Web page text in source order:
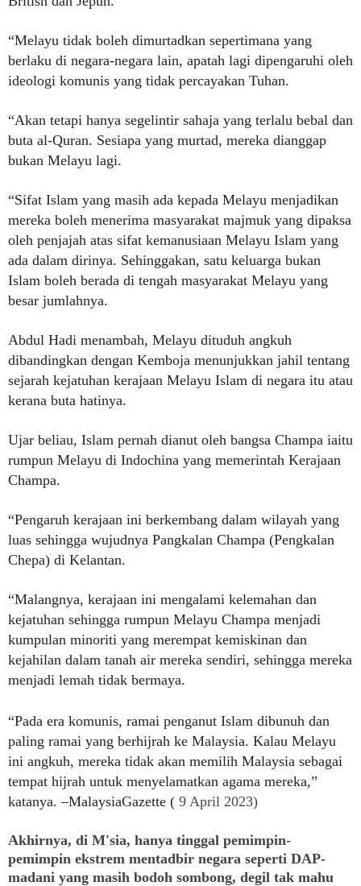
“Melayu tidak boleh dimurtadkan sepertimana yang
berlaku di negara-negara lain, apatah lagi dipengaruhi oleh
ideologi komunis yang tidak percayakan Tuhan.
“Akan tetapi hanya segelintir sahaja yang terlalu bebal dan
buta al-Quran. Sesiapa yang murtad, mereka dianggap
bukan Melayu lagi.
“Sifat Islam yang masih ada kepada Melayu menjadikan
mereka boleh menerima masyarakat majmuk yang dipaksa
oleh penjajah atas sifat kemanusiaan Melayu Islam yang
ada dalam dirinya. Sehinggakan, satu keluarga bukan
Islam boleh berada di tengah masyarakat Melayu yang
besar jumlahnya.
Abdul Hadi menambah, Melayu dituduh angkuh
dibandingkan dengan Kemboja menunjukkan jahil tentang
sejarah kejatuhan kerajaan Melayu Islam di negara itu atau
kerana buta hatinya.
Ujar beliau, Islam pernah dianut oleh bangsa Champa iaitu
rumpun Melayu di Indochina yang memerintah Kerajaan
Champa.
“Pengaruh kerajaan ini berkembang dalam wilayah yang
luas sehingga wujudnya Pangkalan Champa (Pengkalan
Chepa) di Kelantan.
“Malangnya, kerajaan ini mengalami kelemahan dan
kejatuhan sehingga rumpun Melayu Champa menjadi
kumpulan minoriti yang merempat kemiskinan dan
kejahilan dalam tanah air mereka sendiri, sehingga mereka
menjadi lemah tidak bermaya.
“Pada era komunis, ramai penganut Islam dibunuh dan
paling ramai yang berhijrah ke Malaysia. Kalau Melayu
ini angkuh, mereka tidak akan memilih Malaysia sebagai
tempat hijrah untuk menyelamatkan agama mereka,”
katanya. –MalaysiaGazette ( 9 April 2023)
Akhirnya, di M'sia, hanya tinggal pemimpin-
pemimpin ekstrem mentadbir negara seperti DAP-
madani yang masih bodoh sombong, degil tak mahu